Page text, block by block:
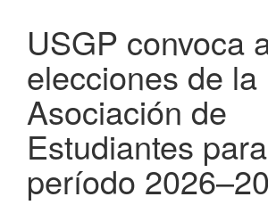
USGP convoca
elecciones de la
Asociación de
Estudiantes
período